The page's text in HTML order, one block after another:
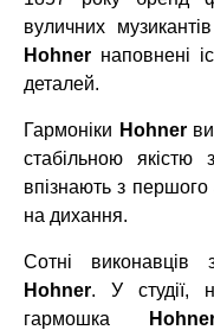
вуличних
Hohner наповнені
деталей.
Гармоніки Hohner
стабільною якістю
впізнають з першого
на дихання.
Сотні виконавців
Hohner. У студії,
гармошка